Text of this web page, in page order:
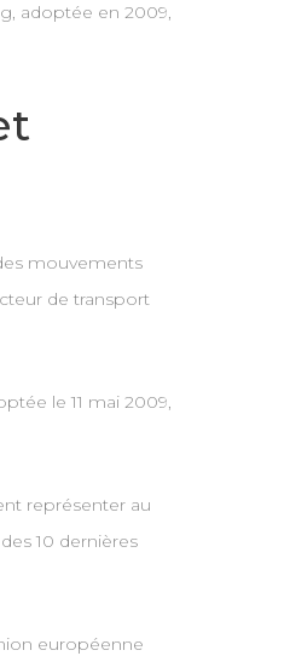
adoptée en 2009,
mouvements
de transport
le 11 mai 2009,
représenter au
10 dernières
européenne